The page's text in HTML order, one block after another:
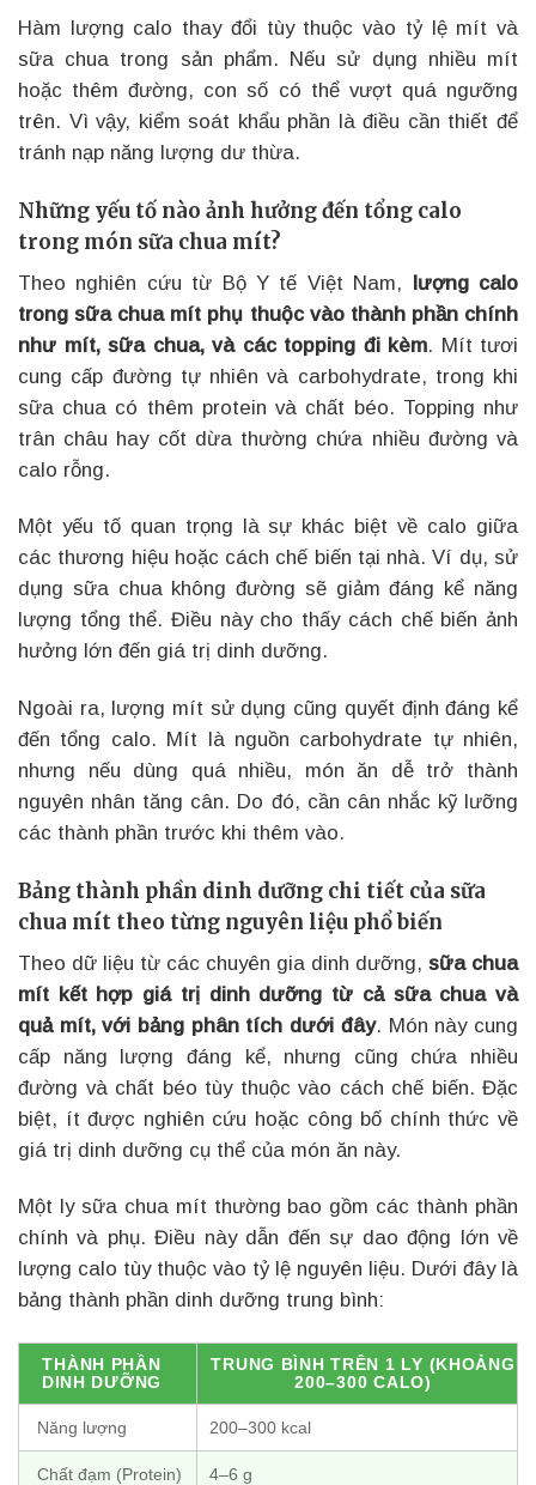
Hàm lượng calo thay đổi tùy thuộc vào tỷ lệ mít và
sữa chua trong sản phẩm. Nếu sử dụng nhiều mít
hoặc thêm đường, con số có thể vượt quá ngưỡng
trên. Vì vậy, kiểm soát khẩu phần là điều cần thiết để
tránh nạp năng lượng dư thừa.
Những yếu tố nào ảnh hưởng đến tổng calo
trong món sữa chua mít?
Theo nghiên cứu từ Bộ Y tế Việt Nam, lượng calo
trong sữa chua mít phụ thuộc vào thành phần chính
như mít, sữa chua, và các topping đi kèm. Mít tươi
cung cấp đường tự nhiên và carbohydrate, trong khi
sữa chua có thêm protein và chất béo. Topping như
trân châu hay cốt dừa thường chứa nhiều đường và
calo rỗng.
Một yếu tố quan trọng là sự khác biệt về calo giữa
các thương hiệu hoặc cách chế biến tại nhà. Ví dụ, sử
dụng sữa chua không đường sẽ giảm đáng kể năng
lượng tổng thể. Điều này cho thấy cách chế biến ảnh
hưởng lớn đến giá trị dinh dưỡng.
Ngoài ra, lượng mít sử dụng cũng quyết định đáng kể
đến tổng calo. Mít là nguồn carbohydrate tự nhiên,
nhưng nếu dùng quá nhiều, món ăn dễ trở thành
nguyên nhân tăng cân. Do đó, cần cân nhắc kỹ lưỡng
các thành phần trước khi thêm vào.
Bảng thành phần dinh dưỡng chi tiết của sữa
chua mít theo từng nguyên liệu phổ biến
Theo dữ liệu từ các chuyên gia dinh dưỡng, sữa chua
mít kết hợp giá trị dinh dưỡng từ cả sữa chua và
quả mít, với bảng phân tích dưới đây. Món này cung
cấp năng lượng đáng kể, nhưng cũng chứa nhiều
đường và chất béo tùy thuộc vào cách chế biến. Đặc
biệt, ít được nghiên cứu hoặc công bố chính thức về
giá trị dinh dưỡng cụ thể của món ăn này.
Một ly sữa chua mít thường bao gồm các thành phần
chính và phụ. Điều này dẫn đến sự dao động lớn về
lượng calo tùy thuộc vào tỷ lệ nguyên liệu. Dưới đây là
bảng thành phần dinh dưỡng trung bình:
THÀNH PHẦN
DINH DƯỠNG
TRUNG BÌNH TRÊN 1 LY (KHOẢNG
200–300 CALO)
Năng lượng 200–300 kcal
Chất đạm (Protein) 4–6 g